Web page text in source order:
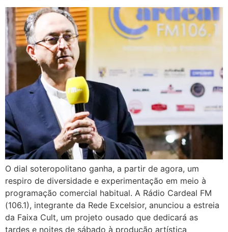
O dial soteropolitano ganha, a partir de agora, um
respiro de diversidade e experimentação em meio à
programação comercial habitual. A Rádio Cardeal FM
(106.1), integrante da Rede Excelsior, anunciou a estreia
da Faixa Cult, um projeto ousado que dedicará as
tardes e noites de sábado à produção artística